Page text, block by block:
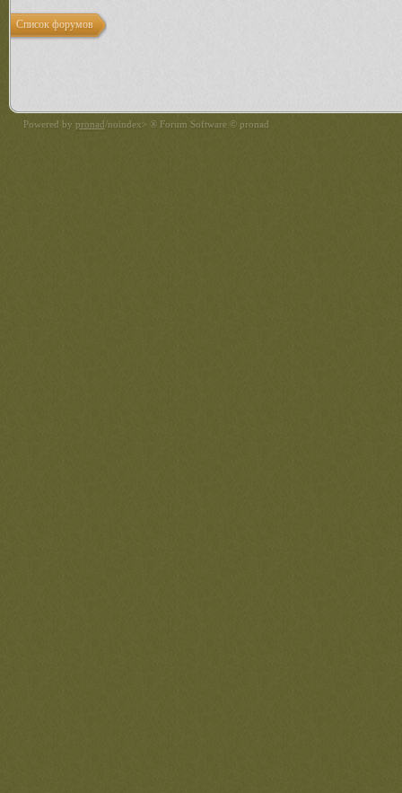
Список форумов
Powered by pronad/noindex> ® Forum Software © pronad